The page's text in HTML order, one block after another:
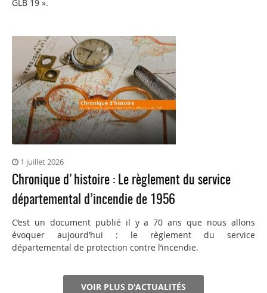
GLB 19 ».
1 juillet 2026
Chronique d'histoire : Le règlement du service
départemental d’incendie de 1956
C’est un document publié il y a 70 ans que nous allons
évoquer aujourd’hui : le règlement du service
départemental de protection contre l’incendie.
VOIR PLUS D'ACTUALITÉS